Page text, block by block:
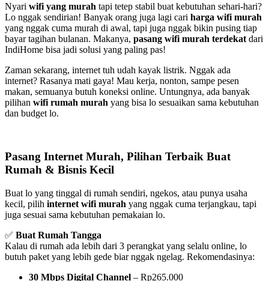
Nyari wifi yang murah tapi tetep stabil buat kebutuhan sehari-hari?
Lo nggak sendirian! Banyak orang juga lagi cari harga wifi murah
yang nggak cuma murah di awal, tapi juga nggak bikin pusing tiap
bayar tagihan bulanan. Makanya, pasang wifi murah terdekat dari
IndiHome bisa jadi solusi yang paling pas!
Zaman sekarang, internet tuh udah kayak listrik. Nggak ada
internet? Rasanya mati gaya! Mau kerja, nonton, sampe pesen
makan, semuanya butuh koneksi online. Untungnya, ada banyak
pilihan wifi rumah murah yang bisa lo sesuaikan sama kebutuhan
dan budget lo.
Pasang Internet Murah, Pilihan Terbaik Buat
Rumah & Bisnis Kecil
Buat lo yang tinggal di rumah sendiri, ngekos, atau punya usaha
kecil, pilih internet wifi murah yang nggak cuma terjangkau, tapi
juga sesuai sama kebutuhan pemakaian lo.
✅ Buat Rumah Tangga
Kalau di rumah ada lebih dari 3 perangkat yang selalu online, lo
butuh paket yang lebih gede biar nggak ngelag. Rekomendasinya:
30 Mbps Digital Channel – Rp265.000